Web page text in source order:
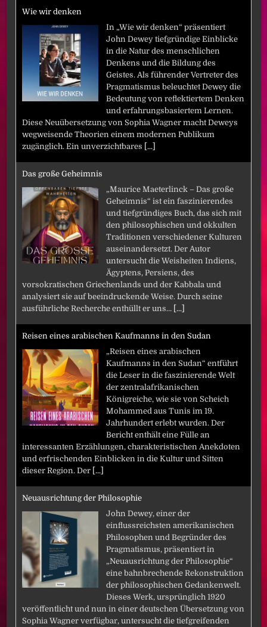
Wie wir denken
In „Wie wir denken“ präsentiert
John Dewey tiefgründige Einblicke
in die Natur des menschlichen
Denkens und die Bildung des
Geistes. Als führender Vertreter des
Pragmatismus beleuchtet Dewey die
Bedeutung von reflektiertem Denken
und erfahrungsbasiertem Lernen.
Diese Neuübersetzung von Sophia Wagner macht Deweys
wegweisende Theorien einem modernen Publikum
zugänglich. Ein unverzichtbares [...]
Das große Geheimnis
„Maurice Maeterlinck – Das große
Geheimnis“ ist ein faszinierendes
und tiefgründiges Buch, das sich mit
den philosophischen und okkulten
Traditionen verschiedener Kulturen
auseinandersetzt. Der Autor
untersucht die Weisheiten Indiens,
Ägyptens, Persiens, des
vorsokratischen Griechenlands und der Kabbala und
analysiert sie auf beeindruckende Weise. Durch seine
ausführliche Recherche enthüllt er uns… [...]
Reisen eines arabischen Kaufmanns in den Sudan
„Reisen eines arabischen
Kaufmanns in den Sudan“ entführt
die Leser in die faszinierende Welt
der zentralafrikanischen
Königreiche, wie sie von Scheich
Mohammed aus Tunis im 19.
Jahrhundert erlebt wurden. Der
Bericht enthält eine Fülle an
interessanten Erzählungen, charakteristischen Anekdoten
und erfrischenden Einblicken in die Kultur und Sitten
dieser Region. Der [...]
Neuausrichtung der Philosophie
John Dewey, einer der
einflussreichsten amerikanischen
Philosophen und Begründer des
Pragmatismus, präsentiert in
„Neuausrichtung der Philosophie“
eine bahnbrechende Rekonstruktion
der philosophischen Gedankenwelt.
Dieses Werk, ursprünglich 1920
veröffentlicht und nun in einer deutschen Übersetzung von
Sophia Wagner verfügbar, untersucht die tiefgreifenden